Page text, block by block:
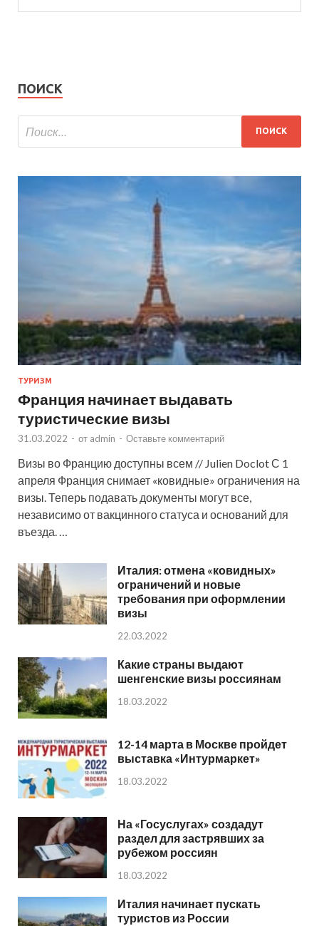
ПОИСК
ТУРИЗМ
Франция начинает выдавать
туристические визы
31.03.2022 - от admin - Оставьте комментарий
Визы во Францию доступны всем // Julien Doclot С 1
апреля Франция снимает «ковидные» ограничения на
визы. Теперь подавать документы могут все,
независимо от вакцинного статуса и оснований для
въезда. …
Италия: отмена «ковидных»
ограничений и новые
требования при оформлении
визы
22.03.2022
Какие страны выдают
шенгенские визы россиянам
18.03.2022
12-14 марта в Москве пройдет
выставка «Интурмаркет»
18.03.2022
На «Госуслугах» создадут
раздел для застрявших за
рубежом россиян
18.03.2022
Италия начинает пускать
туристов из России